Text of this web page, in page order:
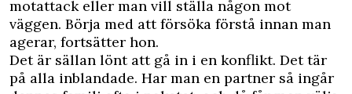
motattack eller man vill ställa någon mot
väggen. Börja med att försöka förstå innan man
agerar, fortsätter hon.
Det är sällan lönt att gå in i en konflikt. Det tär
på alla inblandade. Har man en partner så ingår